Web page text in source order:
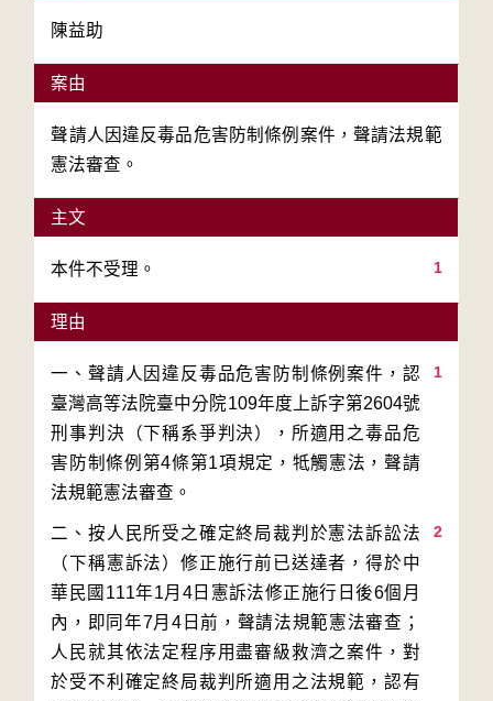
陳益助
案由
聲請人因違反毒品危害防制條例案件，聲請法規範
憲法審查。
主文
1
本件不受理。
理由
1
一、聲請人因違反毒品危害防制條例案件，認
臺灣高等法院臺中分院109年度上訴字第2604號
刑事判決（下稱系爭判決），所適用之毒品危
害防制條例第4條第1項規定，牴觸憲法，聲請
2
二、按人民所受之確定終局裁判於憲法訴訟法
（下稱憲訴法）修正施行前已送達者，得於中
華民國111年1月4日憲訴法修正施行日後6個月
內，即同年7月4日前，聲請法規範憲法審查；
人民就其依法定程序用盡審級救濟之案件，對
於受不利確定終局裁判所適用之法規範，認有